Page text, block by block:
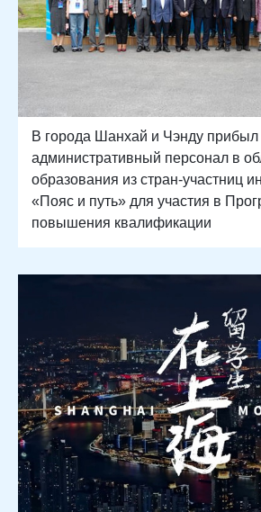
В города Шанхай и Чэнду прибыл
административный персонал в
образования из стран-участниц
«Пояс и путь» для участия в
повышения квалификации